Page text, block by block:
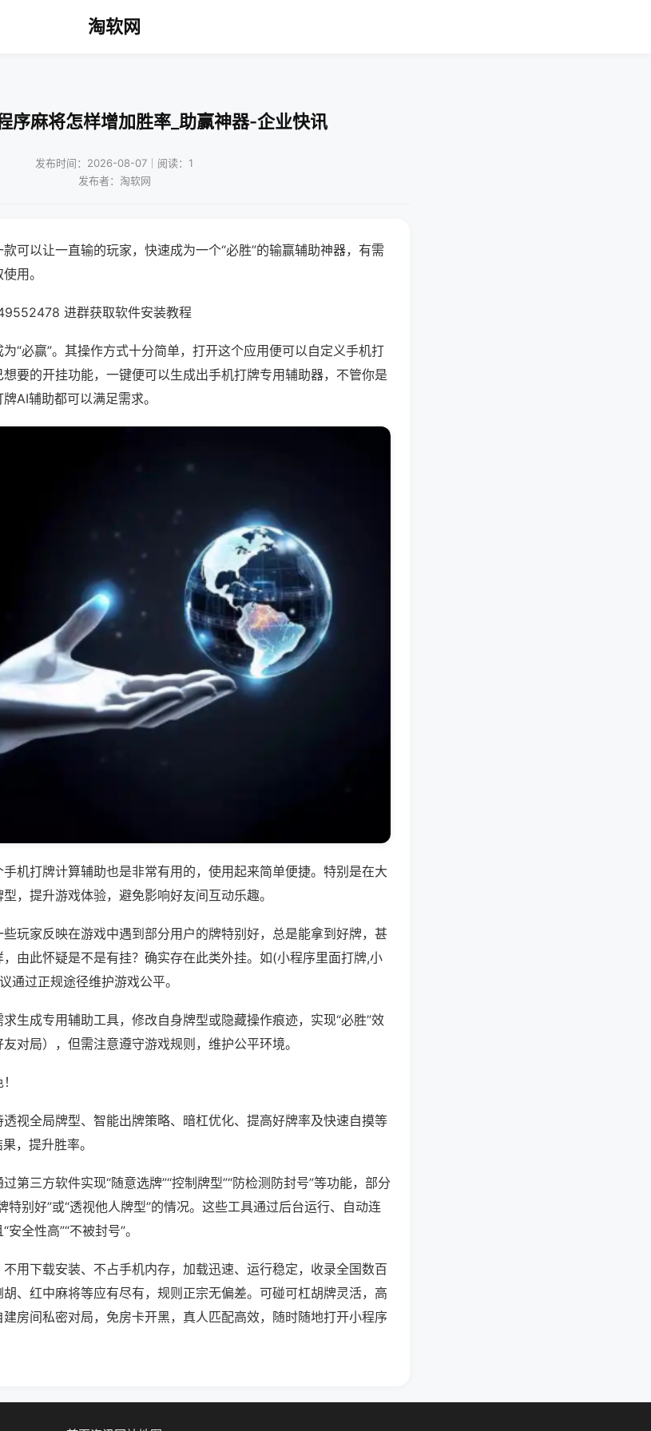
淘软网
序麻将怎样增加胜率_助赢神器-企业快讯
发布时间：2026-08-07｜阅读：1
发布者：淘软网
可以让一直输的玩家，快速成为一个“必胜”的输赢辅助神器，有需
用。
进群获取软件安装教程
“必赢”。其操作方式十分简单，打开这个应用便可以自定义手机打
要的开挂功能，一键便可以生成出手机打牌专用辅助器，不管你是
AI辅助都可以满足需求。
机打牌计算辅助也是非常有用的，使用起来简单便捷。特别是在大
，提升游戏体验，避免影响好友间互动乐趣。
玩家反映在游戏中遇到部分用户的牌特别好，总是能拿到好牌，甚
由此怀疑是不是有挂？确实存在此类外挂。如(小程序里面打牌,小
通过正规途径维护游戏公平。
生成专用辅助工具，修改自身牌型或隐藏操作痕迹，实现“必胜”效
对局），但需注意遵守游戏规则，维护公平环境。
视全局牌型、智能出牌策略、暗杠优化、提高好牌率及快速自摸等
，提升胜率。
第三方软件实现“随意选牌”“控制牌型”“防检测防封号”等功能，部分
特别好”或“透视他人牌型”的情况。这些工具通过后台运行、自动连
全性高”“不被封号”。
用下载安装、不占手机内存，加载迅速、运行稳定，收录全国数百
、红中麻将等应有尽有，规则正宗无偏差。可碰可杠胡牌灵活，高
房间私密对局，免房卡开黑，真人匹配高效，随时随地打开小程序